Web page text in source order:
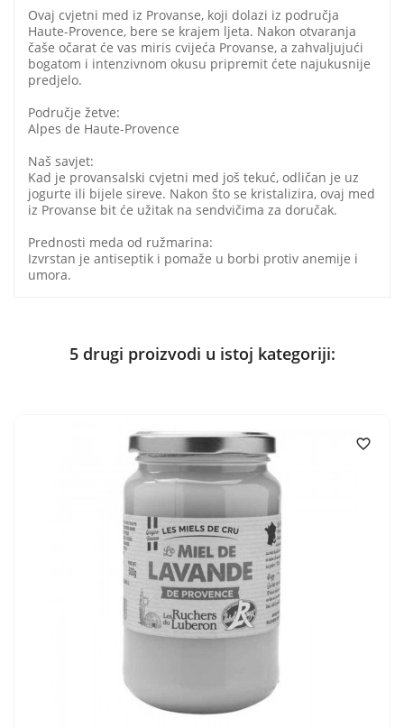
Ovaj cvjetni med iz Provanse, koji dolazi iz područja
Haute-Provence, bere se krajem ljeta. Nakon otvaranja
čaše očarat će vas miris cvijeća Provanse, a zahvaljujući
bogatom i intenzivnom okusu pripremit ćete najukusnije
predjelo.
Područje žetve:
Alpes de Haute-Provence
Naš savjet:
Kad je provansalski cvjetni med još tekuć, odličan je uz
jogurte ili bijele sireve. Nakon što se kristalizira, ovaj med
iz Provanse bit će užitak na sendvičima za doručak.
Prednosti meda od ružmarina:
Izvrstan je antiseptik i pomaže u borbi protiv anemije i
umora.
5 drugi proizvodi u istoj kategoriji:
